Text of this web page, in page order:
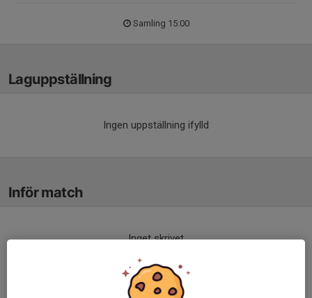
Samling 15:00
Laguppställning
Ingen uppställning ifylld
Inför match
Inget skrivet